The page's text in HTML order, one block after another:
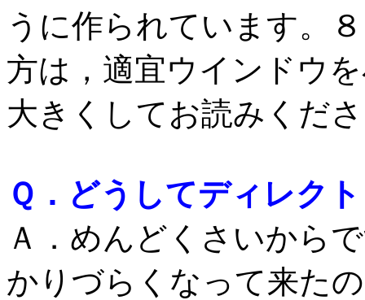
うに作られています。
方は，適宜ウインドウ
大きくしてお読みくだ
Ｑ．どうしてディレク
Ａ．めんどくさいから
かりづらくなって来た